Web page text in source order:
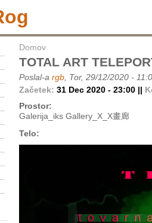
Domov
TOTAL ART
Poslal-a rgb , Tor, 29/12/2020 -
Začetek: 31 Dec 2020 - 23:00 ||
Prostor:
Galerija_iks Gallery_X_X畫廊
Telo: